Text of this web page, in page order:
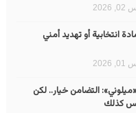
انتخابية أو تهديد أمني
التضامن خيار.. لكن
كذلك